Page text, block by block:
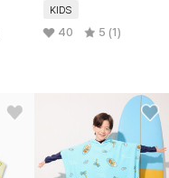
KIDS
40 5 (1)